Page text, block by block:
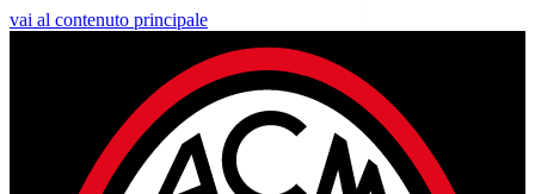
vai al contenuto principale